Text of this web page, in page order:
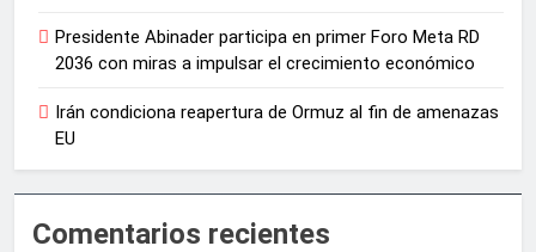
Presidente Abinader participa en primer Foro Meta RD
2036 con miras a impulsar el crecimiento económico
Irán condiciona reapertura de Ormuz al fin de amenazas
EU
Comentarios recientes